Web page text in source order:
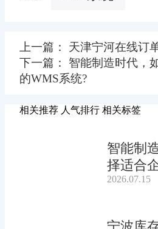
上一篇： 天津宁河在线订
下一篇： 智能制造时代，
的WMS系统?
相关推荐 人气排行 相关标签
智能制
择适合
2026.07.15